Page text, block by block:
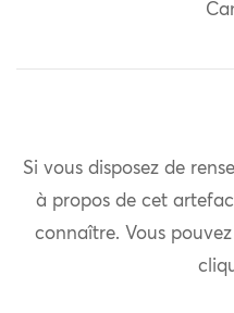
Si vous disposez de
à propos de cet
connaître. Vous